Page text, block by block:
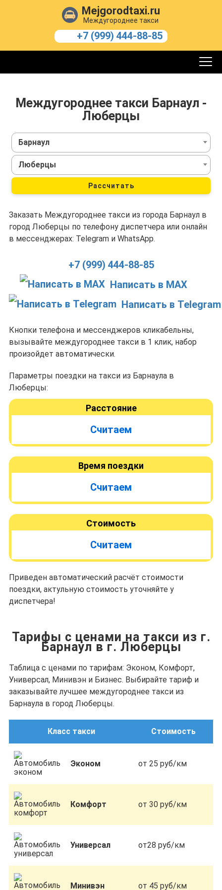
Mejgorodtaxi.ru
Междугороднее такси
+7 (999) 444-88-85
Междугороднее такси Барнаул -
Люберцы
Барнаул
Люберцы
Рассчитать
Заказать Междугороднее такси из города Барнаул в
город Люберцы по телефону диспетчера или онлайн
в мессенджерах: Telegram и WhatsApp.
+7 (999) 444-88-85
Написать в MAX
Написать в Telegram
Кнопки телефона и мессенджеров кликабельны,
вызывайте междугороднее такси в 1 клик, набор
произойдет автоматически.
Параметры поездки на такси из Барнаула в
Люберцы:
Расстояние
Считаем
Время поездки
Считаем
Стоимость
Считаем
Приведен автоматический расчёт стоимости
поездки, актульную стоимость уточняйте у
диспетчера!
Тарифы с ценами на такси из г.
Барнаул в г. Люберцы
Таблица с ценами по тарифам: Эконом, Комфорт,
Универсал, Минивэн и Бизнес. Выбирайте тариф и
заказывайте лучшее междугороднее такси из
Барнаула в город Люберцы.
Класс такси Стоимость
Эконом от 25 руб/км
Комфорт от 30 руб/км
Универсал от28 руб/км
Минивэн от 45 руб/км